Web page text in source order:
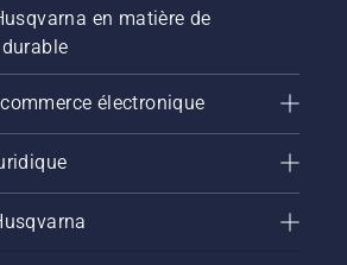
en matière de
électronique